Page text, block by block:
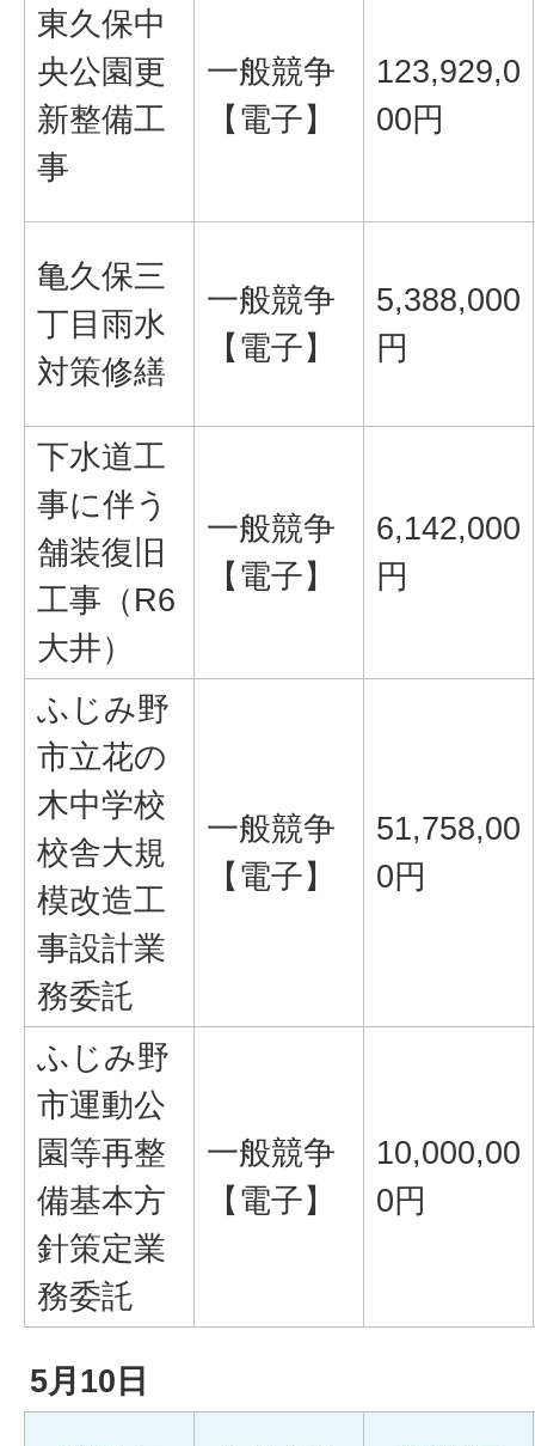
東久保中
央公園更
新整備工
事
一般競争
【電子】
123,929,0
00円
亀久保三
丁目雨水
対策修繕
一般競争
【電子】
5,388,000
円
下水道工
事に伴う
舗装復旧
工事（R6
大井）
一般競争
【電子】
6,142,000
円
ふじみ野
市立花の
木中学校
校舎大規
模改造工
事設計業
務委託
一般競争
【電子】
51,758,00
0円
ふじみ野
市運動公
園等再整
備基本方
針策定業
務委託
一般競争
【電子】
10,000,00
0円
5月10日